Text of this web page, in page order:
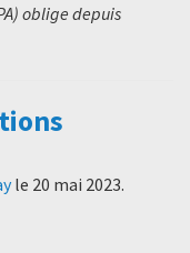
oblige depuis
le 20 mai 2023.